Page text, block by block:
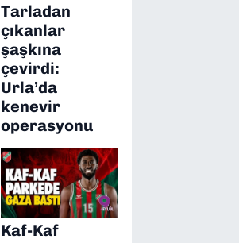
Tarladan
çıkanlar
şaşkına
çevirdi:
Urla’da
kenevir
operasyonu
Kaf-Kaf